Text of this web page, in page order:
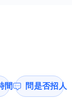
間 問是否招人